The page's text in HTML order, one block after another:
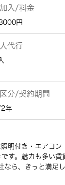
入/料金
円
代行
分/契約期間
年
明付き・エアコン
す。魅力も多い
なら、きっと満足